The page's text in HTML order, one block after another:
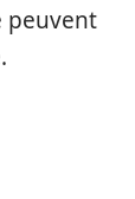
peuvent